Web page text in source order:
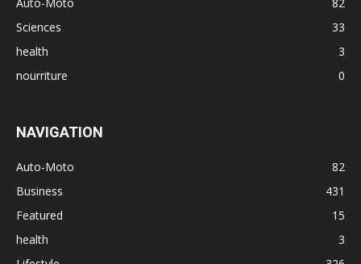
Sciences
33
health
3
nourriture
0
NAVIGATION
Auto-Moto
82
Business
431
Featured
15
health
3